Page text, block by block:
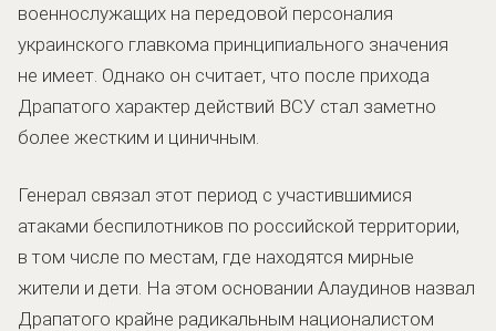
военнослужащих на передовой персоналия
украинского главкома принципиального значения
не имеет. Однако он считает, что после прихода
Драпатого характер действий ВСУ стал заметно
более жестким и циничным.
Генерал связал этот период с участившимися
атаками беспилотников по российской территории,
в том числе по местам, где находятся мирные
жители и дети. На этом основании Алаудинов назвал
Драпатого крайне радикальным националистом